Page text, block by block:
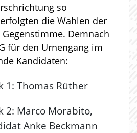
so
die Wahlen der
Demnach
für den Urnengang im
Kandidaten:
1: Thomas Rüther
2: Marco Morabito,
Anke Beckmann